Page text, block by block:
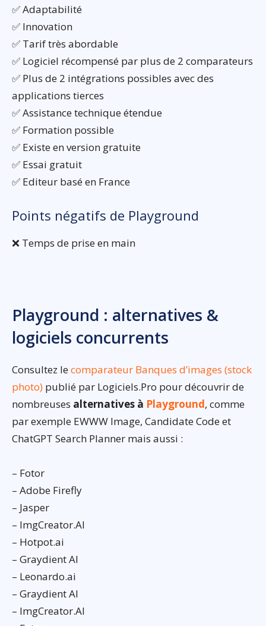
✅ Adaptabilité
✅ Innovation
✅ Tarif très abordable
✅ Logiciel récompensé par plus de 2 comparateurs
✅ Plus de 2 intégrations possibles avec des
applications tierces
✅ Assistance technique étendue
✅ Formation possible
✅ Existe en version gratuite
✅ Essai gratuit
✅ Editeur basé en France
Points négatifs de Playground
❌ Temps de prise en main
Playground : alternatives &
logiciels concurrents
Consultez lecomparateur Banques d’images (stock
photo) publié par Logiciels.Pro pour découvrir de
nombreuses alternatives à Playground, comme
par exemple EWWW Image, Candidate Code et
ChatGPT Search Planner mais aussi :
– Fotor
– Adobe Firefly
– Jasper
– ImgCreator.AI
– Hotpot.ai
– Graydient AI
– Leonardo.ai
– Graydient AI
– ImgCreator.AI